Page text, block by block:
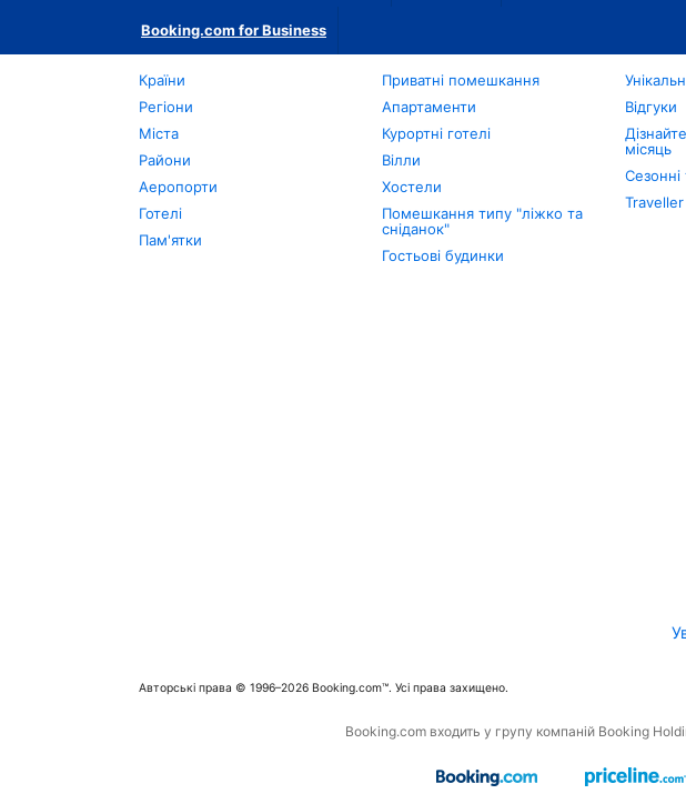
Booking.com for Business
Країни
Регіони
Міста
Райони
Аеропорти
Готелі
Пам'ятки
Приватні помешкання
Апартаменти
Курортні готелі
Вілли
Хостели
Помешкання типу "ліжко та
сніданок"
Гостьові будинки
Відгуки
місяць
Сезонні
Авторські права © 1996–2026 Booking.com™. Усі права захищено.
Booking.com входить у групу компаній Booking